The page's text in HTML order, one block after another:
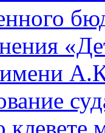
клевете